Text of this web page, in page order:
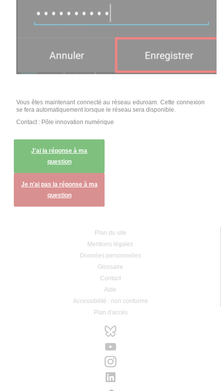
Vous êtes maintenant connecté au réseau eduroam. Cette connexion
se fera automatiquement lorsque le réseau sera disponible.
Contact : Pôle innovation numérique
J'ai la réponse à ma
question
Je n'ai pas la réponse à ma
question
Plan du site
Mentions légales
Données personnelles
Glossaire
Contact
Aide
Accessibilité : non conforme
Plan d'accès